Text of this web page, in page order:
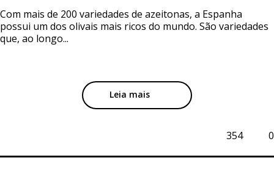
Com mais de 200 variedades de azeitonas, a Espanha
possui um dos olivais mais ricos do mundo. São variedades
que, ao longo...
Leia mais
0
354